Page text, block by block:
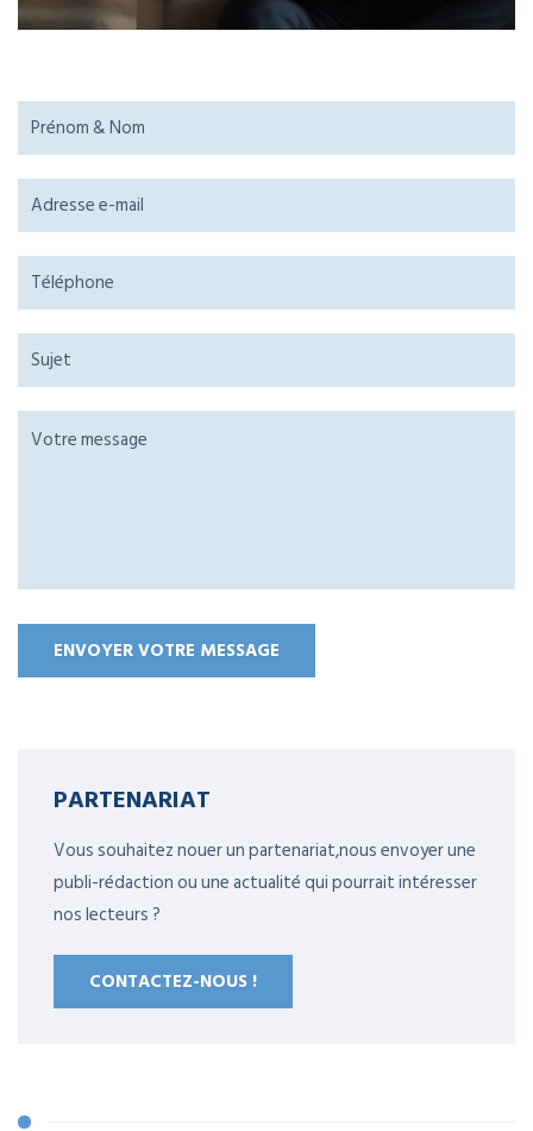
PARTENARIAT
Vous souhaitez nouer un partenariat,nous envoyer une
publi-rédaction ou une actualité qui pourrait intéresser
nos lecteurs ?
CONTACTEZ-NOUS !